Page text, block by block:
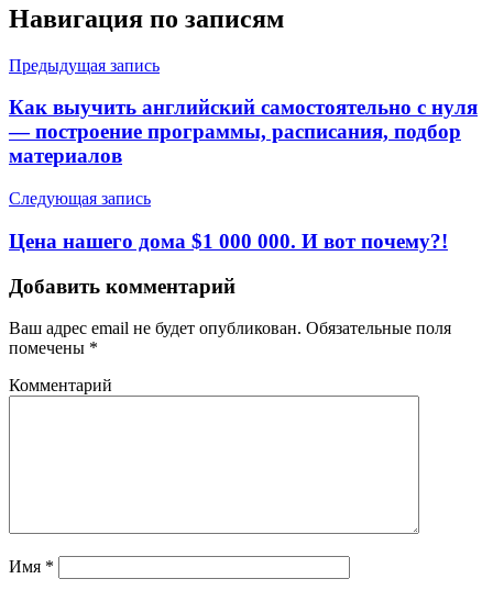
Навигация по записям
Предыдущая запись
Как выучить английский самостоятельно с нуля
— построение программы, расписания, подбор
материалов
Следующая запись
Цена нашего дома $1 000 000. И вот почему?!
Добавить комментарий
Ваш адрес email не будет опубликован. Обязательные поля
помечены *
Комментарий
Имя *